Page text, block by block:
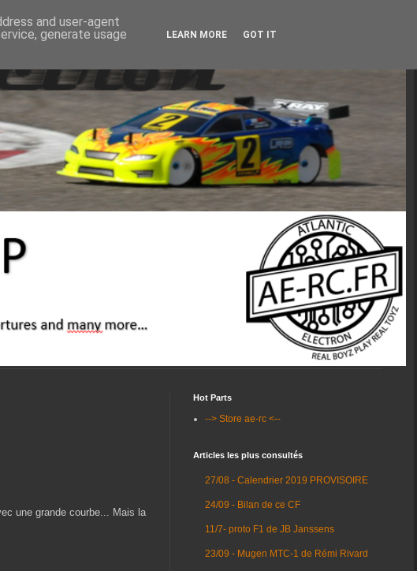
une grande courbe... Mais la
Hot Parts
--> Store ae-rc <--
Articles les plus consultés
27/08 - Calendrier 2019 PROVISOIRE
24/09 - Bilan de ce CF
11/7- proto F1 de JB Janssens
23/09 - Mugen MTC-1 de Rémi Rivard
and user-agent
generate usage
LEARN MORE GOT IT